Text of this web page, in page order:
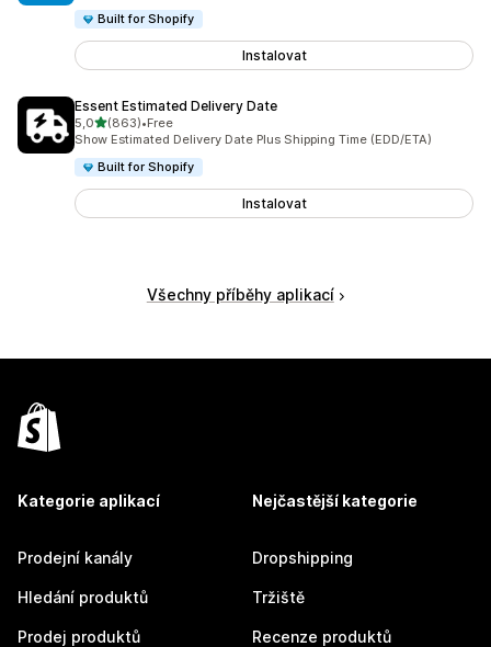
Built for Shopify
Instalovat
Essent Estimated Delivery Date
5,0z 5 hvězd
(863)
Celkový počet recenzí: 863
•Free
Show Estimated Delivery Date Plus Shipping Time (EDD/ETA)
Built for Shopify
Instalovat
Všechny příběhy aplikací
Kategorie aplikací
Prodejní kanály
Hledání produktů
Prodej produktů
Nejčastější kategorie
Dropshipping
Tržiště
Recenze produktů